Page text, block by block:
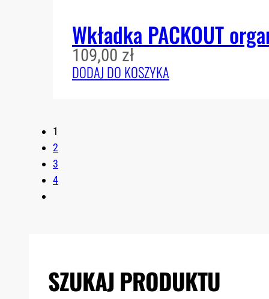
Wkładka PACKOUT
109,00 zł
DODAJ DO KOSZYKA
1
2
3
4
SZUKAJ PRODUKTU